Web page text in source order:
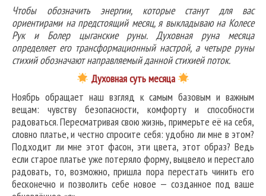
Чтобы обозначить энергии, которые станут для вас
ориентирами на предстоящий месяц, я выкладываю на Колесе
Рук и Болер цыганские руны. Духовная руна месяца
определяет его трансформационный настрой, а четыре руны
стихий обозначают направляемый данной стихией поток.
Духовная суть месяца
Ноябрь обращает наш взгляд к самым базовым и важным
вещам: чувству безопасности, комфорту и способности
радоваться.Пересматривая свою жизнь, примерьте её на себя,
словно платье, и честно спросите себя: удобно ли мне в этом?
Подходит ли мне этот фасон, эти цвета, этот образ? Ведь
если старое платье уже потеряло форму, выцвело и перестало
радовать, то, возможно, пришла пора перестать чинить его
бесконечно и позволить себе новое — созданное под ваше